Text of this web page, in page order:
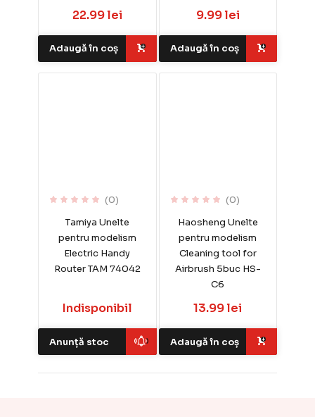
22.99 lei
Adaugă în coș
9.99 lei
Adaugă în coș
(0)
Tamiya Unelte
pentru modelism
Electric Handy
Router TAM 74042
Indisponibil
Anunță stoc
(0)
Haosheng Unelte
pentru modelism
Cleaning tool for
Airbrush 5buc HS-
C6
13.99 lei
Adaugă în coș